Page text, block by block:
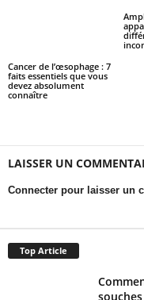
Cancer de l’œsophage : 7
faits essentiels que vous
devez absolument
connaître
LAISSER UN
Connecter pour laisser un
Top Article